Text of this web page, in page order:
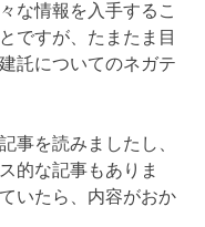
な情報を入手するこ
ですが、たまたま目
託についてのネガテ
事を読みましたし、
的な記事もありま
いたら、内容がおか